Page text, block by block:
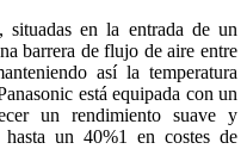
en la entrada de un
barrera de flujo de aire entre
así la temperatura
está equipada con un
un rendimiento suave y
un 40%1 en costes de